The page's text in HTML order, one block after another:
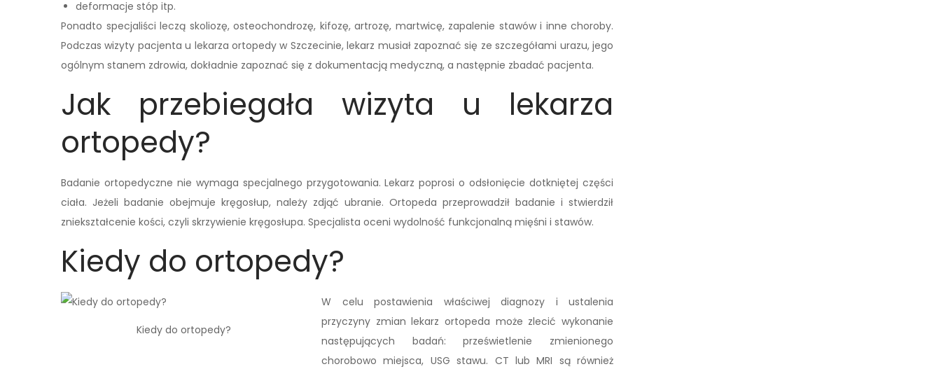
deformacje stóp itp.
Ponadto specjaliści leczą skoliozę, osteochondrozę, kifozę, artrozę, martwicę, zapalenie stawów i inne choroby.
Podczas wizyty pacjenta u lekarza ortopedy w Szczecinie, lekarz musiał zapoznać się ze szczegółami urazu, jego
ogólnym stanem zdrowia, dokładnie zapoznać się z dokumentacją medyczną, a następnie zbadać pacjenta.
Jak przebiegała wizyta u lekarza
ortopedy?
Badanie ortopedyczne nie wymaga specjalnego przygotowania. Lekarz poprosi o odsłonięcie dotkniętej części
ciała. Jeżeli badanie obejmuje kręgosłup, należy zdjąć ubranie. Ortopeda przeprowadził badanie i stwierdził
zniekształcenie kości, czyli skrzywienie kręgosłupa. Specjalista oceni wydolność funkcjonalną mięśni i stawów.
Kiedy do ortopedy?
Kiedy do ortopedy?
W celu postawienia właściwej diagnozy i ustalenia
przyczyny zmian lekarz ortopeda może zlecić wykonanie
następujących badań: prześwietlenie zmienionego
chorobowo miejsca, USG stawu. CT lub MRI są również